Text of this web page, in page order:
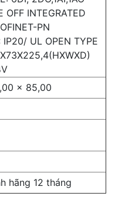
OFF INTEGRATED
PN
IP20/ UL OPEN TYPE
x 85,00
hãng 12 tháng